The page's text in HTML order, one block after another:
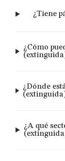
¿Tiene
¿Cómo
¿Dónde
¿A qué